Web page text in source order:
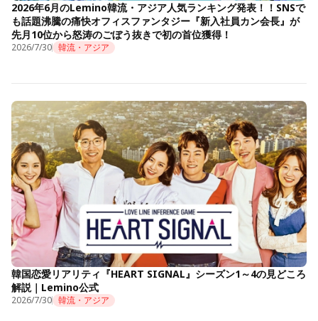
2026年6月のLemino韓流・アジア人気ランキング発表！！SNSで
も話題沸騰の痛快オフィスファンタジー『新入社員カン会長』が
先月10位から怒涛のごぼう抜きで初の首位獲得！
2026/7/30 韓流・アジア
韓国恋愛リアリティ『HEART SIGNAL』シーズン1～4の見どころ
解説｜Lemino公式
2026/7/30 韓流・アジア